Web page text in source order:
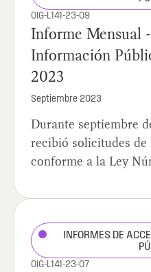
OIG-L141-23-09
Informe Mensual
Información
2023
Septiembre 2023
Durante septiembre
recibió solicitudes
conforme a la Ley
INFORMES DE
OIG-L141-23-07